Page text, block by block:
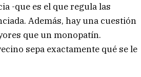
-que es el que regula las
Además, hay una cuestión
que un monopatín.
sepa exactamente qué se le